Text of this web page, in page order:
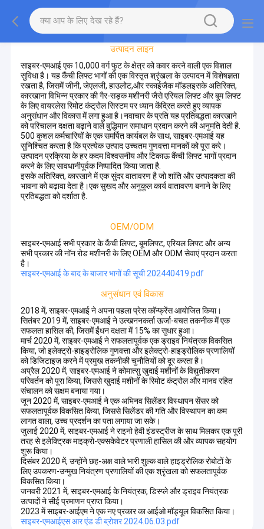
कारखाने का दौरा
उत्पादन लाइन
साइबर-एमआई एक 10,000 वर्ग फुट के क्षेत्र को कवर करने वाली एक विशाल
सुविधा है। यह कैंची लिफ्ट भागों की एक विस्तृत श्रृंखला के उत्पादन में विशेषज्ञता
रखता है, जिसमें जीनी, जेएलजी, हाउलोट,और स्काईजैक मॉडलइसके अतिरिक्त,
कारखाना विभिन्न प्रकार की गैर-सड़क मशीनरी जैसे एरियल लिफ्ट और बूम लिफ्ट
के लिए वायरलेस रिमोट कंट्रोल सिस्टम पर ध्यान केंद्रित करते हुए व्यापक
अनुसंधान और विकास में लगा हुआ है।नवाचार के प्रति यह प्रतिबद्धता कारखाने
को परिचालन दक्षता बढ़ाने वाले बुद्धिमान समाधान प्रदान करने की अनुमति देती है.
500 कुशल कर्मचारियों के एक समर्पित कार्यबल के साथ, साइबर-एमआई यह
सुनिश्चित करता है कि प्रत्येक उत्पाद उच्चतम गुणवत्ता मानकों को पूरा करे।
उत्पादन प्रक्रिया के हर कदम विश्वसनीय और टिकाऊ कैंची लिफ्ट भागों प्रदान
करने के लिए सावधानीपूर्वक निष्पादित किया जाता है.
इसके अतिरिक्त, कारखाने में एक सुंदर वातावरण है जो शांति और उत्पादकता की
भावना को बढ़ावा देता है।एक सुखद और अनुकूल कार्य वातावरण बनाने के लिए
प्रतिबद्धता को दर्शाता है.
OEM/ODM
साइबर-एमआई सभी प्रकार के कैंची लिफ्ट, बूमलिफ्ट, एरियल लिफ्ट और अन्य
सभी प्रकार की नॉन रोड मशीनरी के लिए OEM और ODM सेवाएं प्रदान करता
है।
साइबर-एमआई के बाद के बाजार भागों की सूची 202440419.pdf
अनुसंधान एवं विकास
2018 में, साइबर-एमआई ने अपना पहला प्रेस कॉन्फ्रेंस आयोजित किया।
सितंबर 2019 में, साइबर-एमआई ने उत्खननकर्ता ऊर्जा-बचत तकनीक में एक
सफलता हासिल की, जिसमें ईंधन दक्षता में 15% का सुधार हुआ।
मार्च 2020 में, साइबर-एमआई ने सफलतापूर्वक एक ड्राइव नियंत्रक विकसित
किया, जो इलेक्ट्रो-हाइड्रोलिक गुणवत्ता और इलेक्ट्रो-हाइड्रोलिक प्रणालियों
को डिजिटाइज़ करने में प्रमुख तकनीकी चुनौतियों को दूर करता है।
अप्रैल 2020 में, साइबर-एमआई ने कोमात्सु खुदाई मशीनों के विद्युतीकरण
परिवर्तन को पूरा किया, जिससे खुदाई मशीनों के रिमोट कंट्रोल और मानव रहित
संचालन को सक्षम बनाया गया।
जून 2020 में, साइबर-एमआई ने एक अभिनव सिलेंडर विस्थापन सेंसर को
सफलतापूर्वक विकसित किया, जिससे सिलेंडर की गति और विस्थापन का कम
लागत वाला, उच्च प्रदर्शन का पता लगाया जा सके।
जुलाई 2020 में, साइबर-एमआई ने राइनो हेवी इंडस्ट्रीज के साथ मिलकर एक पूरी
तरह से इलेक्ट्रिक माइक्रो-एक्सकेवेटर प्रणाली हासिल की और व्यापक सहयोग
शुरू किया।
दिसंबर 2020 में, उन्होंने छह-अक्ष वाले भारी शुल्क वाले हाइड्रोलिक रोबोटों के
लिए उपकरण-उन्मुख नियंत्रण प्रणालियों की एक श्रृंखला को सफलतापूर्वक
विकसित किया।
जनवरी 2021 में, साइबर-एमआई के नियंत्रक, डिस्प्ले और ड्राइव नियंत्रक
उत्पादों ने सीई प्रमाणन प्राप्त किया।
2023 में साइबर-आईएम ने एक नए प्रकार का आईओ मॉड्यूल विकसित किया।
साइबर-एमआईएस आर एंड डी ब्रोशर 2024.06.03.pdf